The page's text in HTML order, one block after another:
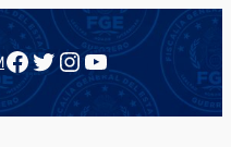
Facebook
Twitter
Instagram
YouTube